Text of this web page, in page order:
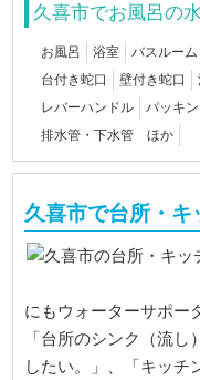
久喜市でお風呂の
お風呂 浴室 バスルーム
台付き蛇口
壁付き蛇口
レバーハンドル
パッキン
排水管・下水管 ほか
久喜市で台所・
にもウォーターサポー
「台所のシンク（流
したい。」、「キッチ